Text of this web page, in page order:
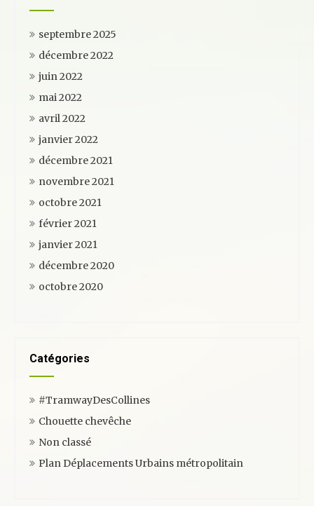
septembre 2025
décembre 2022
juin 2022
mai 2022
avril 2022
janvier 2022
décembre 2021
novembre 2021
octobre 2021
février 2021
janvier 2021
décembre 2020
octobre 2020
Catégories
#TramwayDesCollines
Chouette chevêche
Non classé
Plan Déplacements Urbains métropolitain